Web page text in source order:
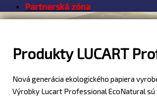
Partnerská zóna
Produkty LUCART
Nová generácia ekologického papiera
Výrobky Lucart Professional EcoNatural sú